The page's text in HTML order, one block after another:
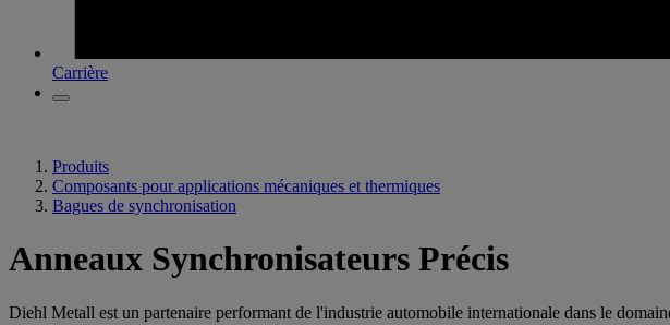
Carrière
Produits
Composants pour applications mécaniques et thermiques
Bagues de synchronisation
Anneaux Synchronisateurs Précis
Diehl Metall est un partenaire performant de l'industrie automobile internationale dans le